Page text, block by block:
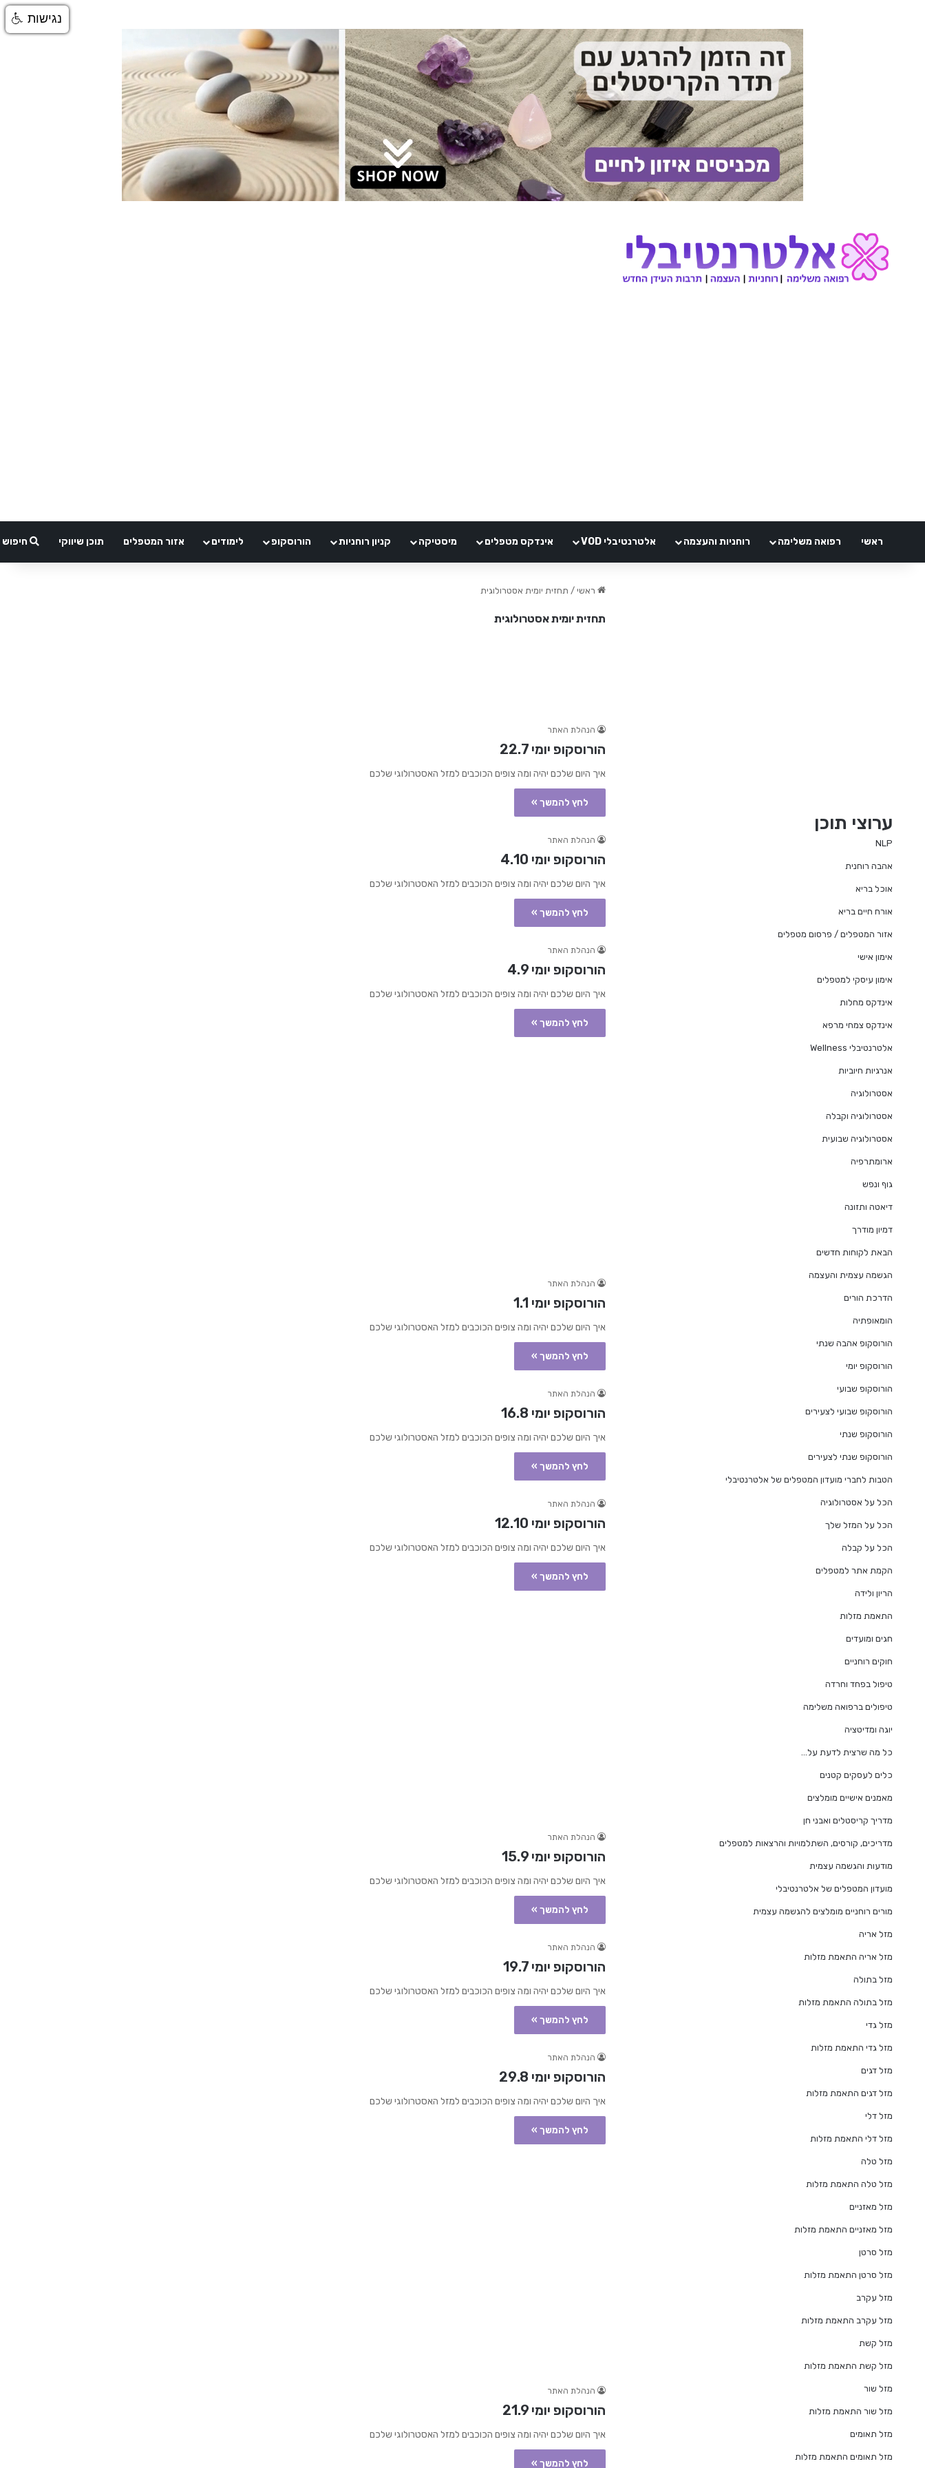
ראשי רפואה משלימה רוחניות והעצמה אלטרנטיבלי VOD אינדקס מטפלים מיסטיקה קניון רוחניות הורוסקופ לימודים אזור המטפלים תוכן שיווקי חיפוש
ראשי / תחזית יומית אסטרולוגית
תחזית יומית אסטרולוגית
הנהלת האתר
הורוסקופ יומי 22.7
איך היום שלכם יהיה ומה צופים הכוכבים למזל האסטרולוגי שלכם
לחץ להמשך »
הנהלת האתר
הורוסקופ יומי 4.10
איך היום שלכם יהיה ומה צופים הכוכבים למזל האסטרולוגי שלכם
לחץ להמשך »
הנהלת האתר
הורוסקופ יומי 4.9
איך היום שלכם יהיה ומה צופים הכוכבים למזל האסטרולוגי שלכם
לחץ להמשך »
הנהלת האתר
הורוסקופ יומי 1.1
איך היום שלכם יהיה ומה צופים הכוכבים למזל האסטרולוגי שלכם
לחץ להמשך »
הנהלת האתר
הורוסקופ יומי 16.8
איך היום שלכם יהיה ומה צופים הכוכבים למזל האסטרולוגי שלכם
לחץ להמשך »
הנהלת האתר
הורוסקופ יומי 12.10
איך היום שלכם יהיה ומה צופים הכוכבים למזל האסטרולוגי שלכם
לחץ להמשך »
הנהלת האתר
הורוסקופ יומי 15.9
איך היום שלכם יהיה ומה צופים הכוכבים למזל האסטרולוגי שלכם
לחץ להמשך »
הנהלת האתר
הורוסקופ יומי 19.7
איך היום שלכם יהיה ומה צופים הכוכבים למזל האסטרולוגי שלכם
לחץ להמשך »
הנהלת האתר
הורוסקופ יומי 29.8
איך היום שלכם יהיה ומה צופים הכוכבים למזל האסטרולוגי שלכם
לחץ להמשך »
הנהלת האתר
הורוסקופ יומי 21.9
איך היום שלכם יהיה ומה צופים הכוכבים למזל האסטרולוגי שלכם
לחץ להמשך »
ערוצי תוכן
NLP
אהבה רוחנית
אוכל בריא
אורח חיים בריא
אזור המטפלים / פרסום מטפלים
אימון אישי
אימון עיסקי למטפלים
אינדקס מחלות
אינדקס צמחי מרפא
אלטרנטיבלי Wellness
אנרגיות חיוביות
אסטרולוגיה
אסטרולוגיה וקבלה
אסטרולוגיה שבועית
ארומתרפיה
גוף ונפש
דיאטה ותזונה
דמיון מודרך
הבאת לקוחות חדשים
הגשמה עצמית והעצמה
הדרכת הורים
הומאופתיה
הורוסקופ אהבה שנתי
הורוסקופ יומי
הורוסקופ שבועי
הורוסקופ שבועי לצעירים
הורוסקופ שנתי
הורוסקופ שנתי לצעירים
הטבות לחברי מועדון המטפלים של אלטרנטיבלי
הכל על אסטרולוגיה
הכל על המזל שלך
הכל על קבלה
הקמת אתר למטפלים
הריון ולידה
התאמת מזלות
חגים ומועדים
חוקים רוחניים
טיפול בפחד וחרדה
טיפולים ברפואה משלימה
יוגה ומדיטציה
כל מה שרצית לדעת על…
כלים לעסקים קטנים
מאמנים אישיים מומלצים
מדריך קריסטלים ואבני חן
מדריכים, קורסים, השתלמויות והרצאות למטפלים
מודעות והגשמה עצמית
מועדון המטפלים של אלטרנטיבלי
מורים רוחניים מומלצים להגשמה עצמית
מזל אריה
מזל אריה התאמת מזלות
מזל בתולה
מזל בתולה התאמת מזלות
מזל גדי
מזל גדי התאמת מזלות
מזל דגים
מזל דגים התאמת מזלות
מזל דלי
מזל דלי התאמת מזלות
מזל טלה
מזל טלה התאמת מזלות
מזל מאזניים
מזל מאזניים התאמת מזלות
מזל סרטן
מזל סרטן התאמת מזלות
מזל עקרב
מזל עקרב התאמת מזלות
מזל קשת
מזל קשת התאמת מזלות
מזל שור
מזל שור התאמת מזלות
מזל תאומים
מזל תאומים התאמת מזלות
נגישות